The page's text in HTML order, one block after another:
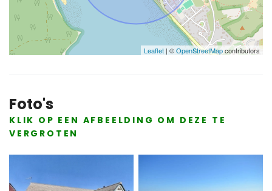
Leaflet | ©OpenStreetMapcontributors
Foto's
KLIK OP EEN AFBEELDING OM DEZE TE
VERGROTEN